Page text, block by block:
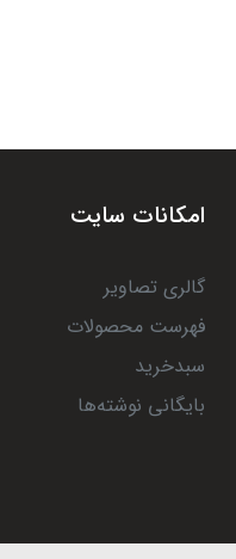
امکانات سایت
گالری تصاویر
فهرست محصولات
سبدخرید
بایگانی نوشته‌ها